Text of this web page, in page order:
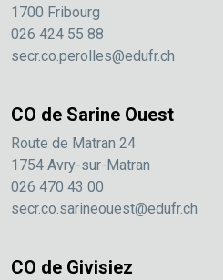
1700 Fribourg
026 424 55 88
secr.co.perolles@edufr.ch
CO de Sarine Ouest
Route de Matran 24
1754 Avry-sur-Matran
026 470 43 00
secr.co.sarineouest@edufr.ch
CO de Givisiez